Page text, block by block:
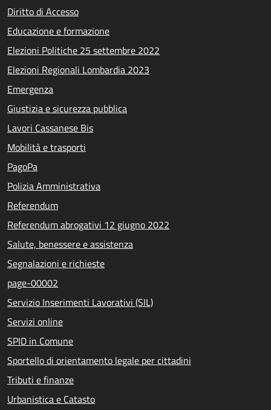
Diritto di Accesso
Educazione e formazione
Elezioni Politiche 25 settembre 2022
Elezioni Regionali Lombardia 2023
Emergenza
Giustizia e sicurezza pubblica
Lavori Cassanese Bis
Mobilità e trasporti
PagoPa
Polizia Amministrativa
Referendum
Referendum abrogativi 12 giugno 2022
Salute, benessere e assistenza
Segnalazioni e richieste
page-00002
Servizio Inserimenti Lavorativi (SIL)
Servizi online
SPID in Comune
Sportello di orientamento legale per cittadini
Tributi e finanze
Urbanistica e Catasto